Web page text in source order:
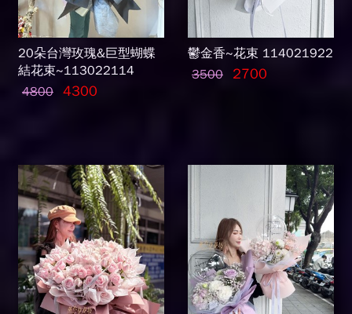
20朵台灣玫瑰&巨型蝴蝶
結花束~113022114
4800 4300
鬱金香~花束 114021922
3500
2700